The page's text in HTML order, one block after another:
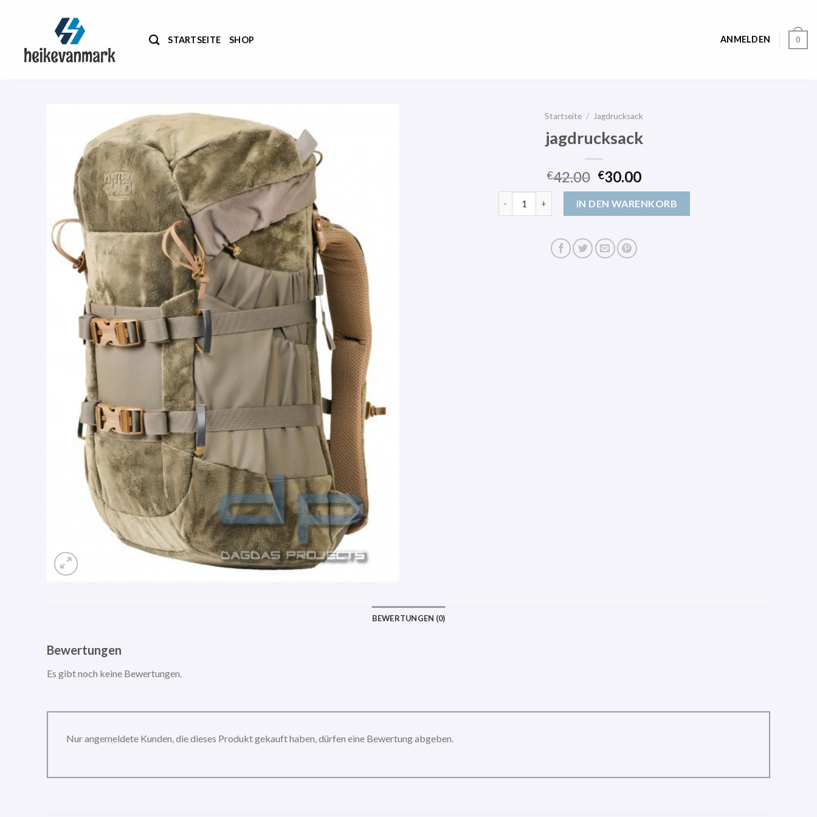
STARTSEITE SHOP ANMELDEN 0
Startseite / Jagdrucksack
jagdrucksack
€42.00 €30.00
IN DEN WARENKORB
BEWERTUNGEN (0)
Bewertungen
Es gibt noch keine Bewertungen.
Nur angemeldete Kunden, die dieses Produkt gekauft haben, dürfen eine Bewertung abgeben.